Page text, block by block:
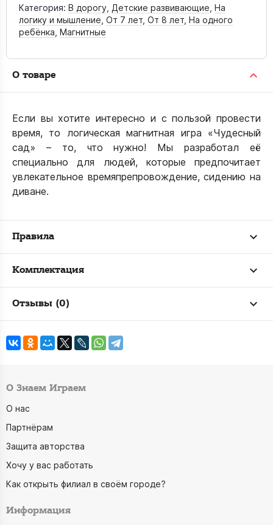
Категория: В дорогу Детские развивающие На
логику и мышление От 7 лет От 8 лет На одного
ребёнка Магнитные
О товаре
Если вы хотите интересно и с пользой провести
время, то логическая магнитная игра «Чудесный
сад» – то, что нужно! Мы разработал её
специально для людей, которые предпочитает
увлекательное времяпрепровождение, сидению на
диване.
Правила
Комплектация
Отзывы (0)
О Знаем Играем
О нас
Партнёрам
Защита авторства
Хочу у вас работать
Как открыть филиал в своём городе?
Информация